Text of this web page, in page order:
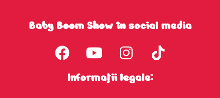
Baby Boom Show în social media
Informații legale: